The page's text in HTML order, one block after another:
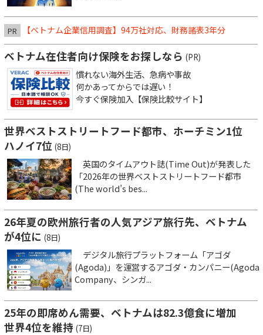
PR 【ベトナム企業信用調査】94万社対応、財務諸表3年分
ベトナム在住者向け保険をお探しなら (PR)
慣れない海外生活、急病や事故
何かあってからでは遅い！
今すぐ保険加入【保険比較サイト】
世界ベストストリートフード都市、ホーチミン1位
ハノイ7位 (8日)
英国のタイムアウト誌(Time Out)が発表した
「2026年の世界ベストストリートフード都市
(The world’s bes...
26年夏の欧州旅行者の人気アジア旅行先、ベトナム
が4位に (8日)
デジタル旅行プラットフォーム「アゴダ
(Agoda)」を運営するアゴダ・カンパニー(Agoda
Company、シンガ...
25年の即席めん需要、ベトナムは82.3億食に増加
世界4位を維持 (7日)